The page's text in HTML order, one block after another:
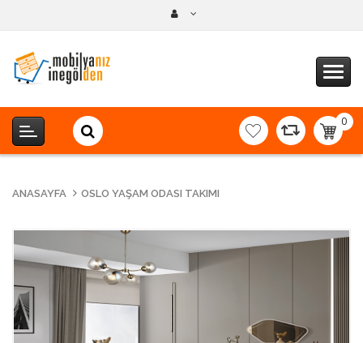
0
-
ANASAYFA OSLO YAŞAM ODASI TAKIMI